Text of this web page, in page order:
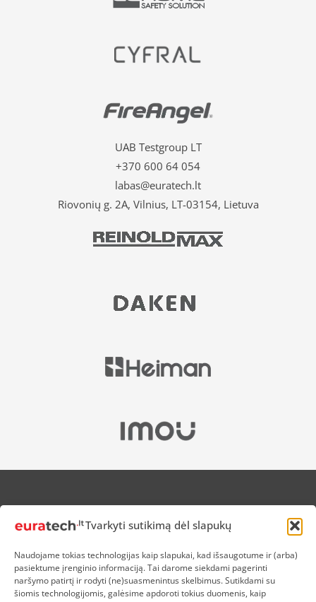
Tvarkyti sutikimą dėl slapukų
Naudojame tokias technologijas kaip slapukai, kad išsaugotume ir (arba)
pasiektume įrenginio informaciją. Tai darome siekdami pagerinti
naršymo patirtį ir rodyti (ne)suasmenintus skelbimus. Sutikdami su
šiomis technologijomis, galėsime apdoroti tokius duomenis, kaip
UAB Testgroup LT
+370 600 64 054
labas@euratech.lt
Riovonių g. 2A, Vilnius, LT-03154, Lietuva
APIE MUS
NUOLAIDOS HEROJAMS
PREKIŲ IR PINIGŲ GRĄŽINIMAS
ATSISKAITYMAS
D.U.K